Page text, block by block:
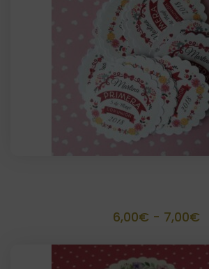
6,00€ - 7,00€